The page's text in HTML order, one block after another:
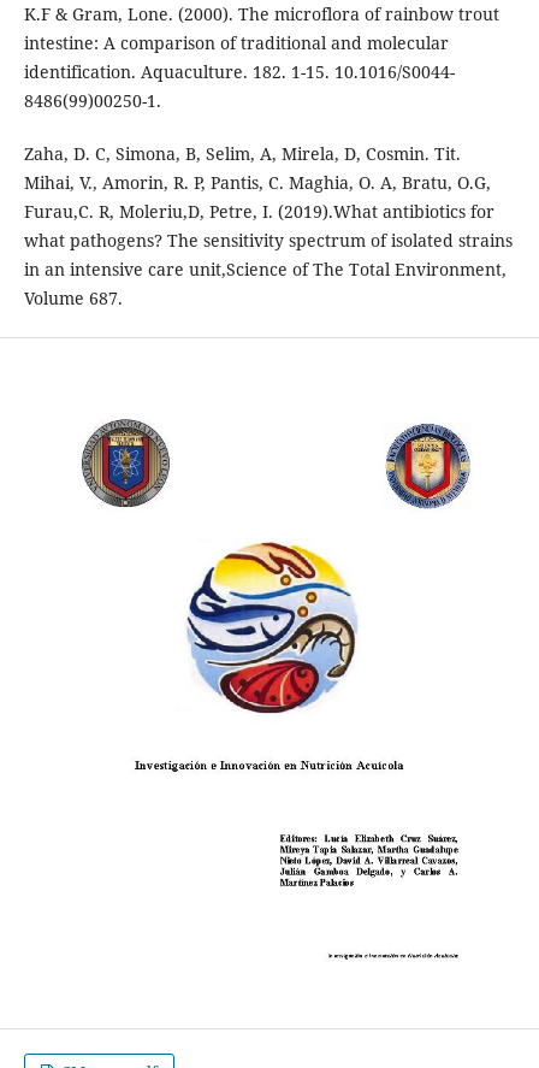
K.F & Gram, Lone. (2000). The microflora of rainbow trout
intestine: A comparison of traditional and molecular
identification. Aquaculture. 182. 1-15. 10.1016/S0044-
8486(99)00250-1.
Zaha, D. C, Simona, B, Selim, A, Mirela, D, Cosmin. Tit.
Mihai, V., Amorin, R. P, Pantis, C. Maghia, O. A, Bratu, O.G,
Furau,C. R, Moleriu,D, Petre, I. (2019).What antibiotics for
what pathogens? The sensitivity spectrum of isolated strains
in an intensive care unit,Science of The Total Environment,
Volume 687.